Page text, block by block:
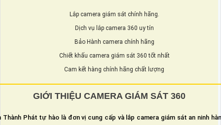
Lắp camera giám sát chính hãng.
Dịch vụ lắp camera 360 uy tín
Bảo Hành camera chính hãng
Chiết khấu camera giám sát 360 tốt nhất
Cam kết hàng chính hãng chất lượng
GIỚI THIỆU CAMERA GIÁM SÁT 360
Thành Phát tự hào là đơn vị cung cấp và lắp camera giám sát an ninh